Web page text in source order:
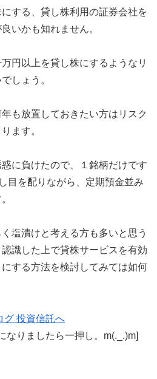
する、貸し株利用の証券会社を
いかも知れません。
円以上を貸し株にするようなリ
しょう。
も放置しておきたい方はリスク
ます。
に負けたので、１銘柄だけです
目を配りながら、定期預金並み
塩漬けと考える方も多いと思う
識した上で貸株サービスを有効
する方法を検討してみては如何
なりましたら一押し。m(._.)m]